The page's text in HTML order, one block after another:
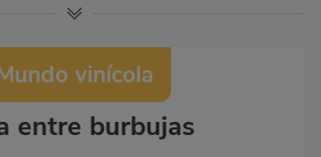
vinícola
entre burbujas